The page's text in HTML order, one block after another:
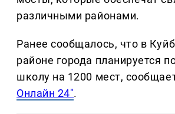
различными районами.
Ранее сообщалось, что в
районе города планируется
школу на 1200 мест,
Онлайн 24".